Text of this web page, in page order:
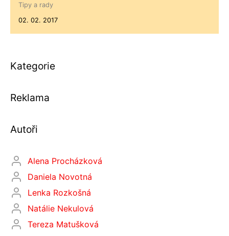
Tipy a rady
02. 02. 2017
Kategorie
Reklama
Autoři
Alena Procházková
Daniela Novotná
Lenka Rozkošná
Natálie Nekulová
Tereza Matušková